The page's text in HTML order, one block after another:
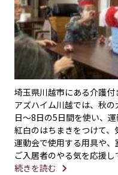
埼玉県川越市にある介護付
アズハイム川越では、秋
日〜8日の5日間を使い、
紅白のはちまきをつけて、
運動会で使用する用具や、
ご入居者のやる気を応援
続きを読む